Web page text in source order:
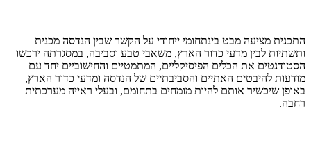
התכנית מציעה מבט בינתחומי ייחודי על הקשר שבין הנדסה מכנית
ותשתיות לבין מדעי כדור הארץ, משאבי טבע וסביבה, במסגרתה ירכשו
הסטודנטים את הכלים הפיסיקליים, המתמטיים והחישוביים יחד עם
מודעות להיבטים האתיים והסביבתיים של הנדסה ומדעי כדור הארץ,
באופן שיכשיר אותם להיות מומחים בתחומם, ובעלי ראייה מערכתית
רחבה.